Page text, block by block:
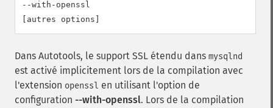
--with-openssl
[autres options]
Dans Autotools, le support SSL étendu dans mysqlnd
est activé implicitement lors de la compilation avec
l'extension openssl en utilisant l'option de
configuration --with-openssl. Lors de la compilation